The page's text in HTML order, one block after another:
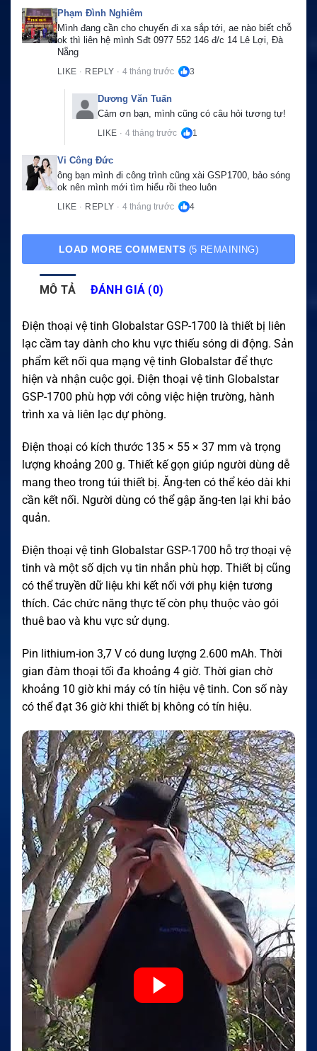
Phạm Đình Nghiêm
Mình đang cần cho chuyến đi xa sắp tới, ae nào biết chỗ
ok thì liên hệ mình Sđt 0977 552 146 đ/c 14 Lê Lợi, Đà
Nẵng
LIKE · REPLY · 4 tháng trước 3
Dương Văn Tuấn
Cảm ơn bạn, mình cũng có câu hỏi tương tự!
LIKE · 4 tháng trước 1
Vi Công Đức
ông bạn mình đi công trình cũng xài GSP1700, bảo sóng
ok nên mình mới tìm hiểu rồi theo luôn
LIKE · REPLY · 4 tháng trước 4
LOAD MORE COMMENTS (5 REMAINING)
MÔ TẢ ĐÁNH GIÁ (0)
Điện thoại vệ tinh Globalstar GSP-1700 là thiết bị liên
lạc cầm tay dành cho khu vực thiếu sóng di động. Sản
phẩm kết nối qua mạng vệ tinh Globalstar để thực
hiện và nhận cuộc gọi. Điện thoại vệ tinh Globalstar
GSP-1700 phù hợp với công việc hiện trường, hành
trình xa và liên lạc dự phòng.
Điện thoại có kích thước 135 × 55 × 37 mm và trọng
lượng khoảng 200 g. Thiết kế gọn giúp người dùng dễ
mang theo trong túi thiết bị. Ăng-ten có thể kéo dài khi
cần kết nối. Người dùng có thể gập ăng-ten lại khi bảo
quản.
Điện thoại vệ tinh Globalstar GSP-1700 hỗ trợ thoại vệ
tinh và một số dịch vụ tin nhắn phù hợp. Thiết bị cũng
có thể truyền dữ liệu khi kết nối với phụ kiện tương
thích. Các chức năng thực tế còn phụ thuộc vào gói
thuê bao và khu vực sử dụng.
Pin lithium-ion 3,7 V có dung lượng 2.600 mAh. Thời
gian đàm thoại tối đa khoảng 4 giờ. Thời gian chờ
khoảng 10 giờ khi máy có tín hiệu vệ tinh. Con số này
có thể đạt 36 giờ khi thiết bị không có tín hiệu.